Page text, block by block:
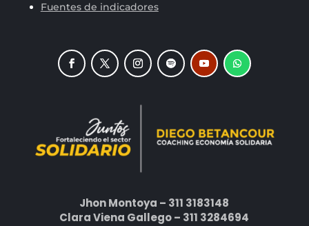
Fuentes de indicadores
Jhon Montoya – 311 3183148
Clara Viena Gallego – 311 3284694